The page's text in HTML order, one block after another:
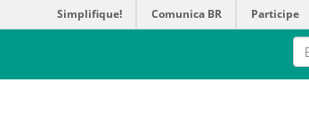
Simplifique! Comunica BR Participe